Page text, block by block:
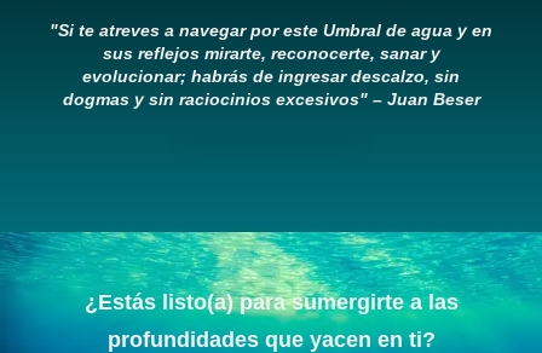
"Si te atreves a navegar por este Umbral de agua y en
sus reflejos mirarte, reconocerte, sanar y
evolucionar; habrás de ingresar descalzo, sin
dogmas y sin raciocinios excesivos" – Juan Beser
¿Estás listo(a) para sumergirte a las
profundidades que yacen en ti?